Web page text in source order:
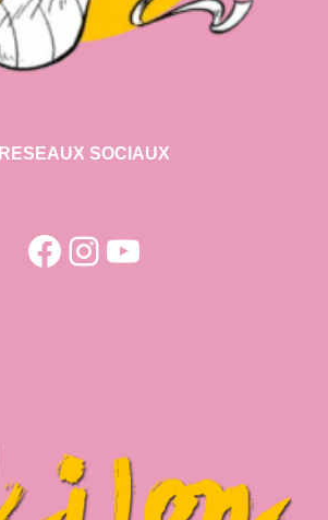
RESEAUX SOCIAUX
Facebook
Instagram
YouTube